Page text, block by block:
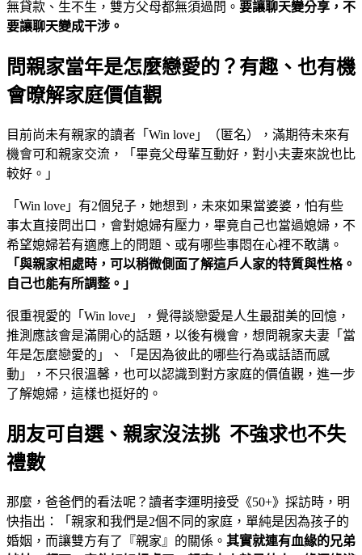
無貸款、生不生，雙方父母都無須過問。 要讓聊天變分享，不
要讓聊天變成干涉 。
問親家當年是怎麼戀愛的？有趣、也有機
會暸解家庭價值觀
目前尚未有親家的讀者「Win love」（匿名），滿期待未來有
機會可和親家交流，「畢竟父母輩互動好，對小夫妻來說也比
較好。」
「Win love」有2個兒子，她想到，未來如果當婆婆，怕有些
事太直接問出口，會對媳婦有壓力，畢竟自己也當過媳婦，不
希望媳婦若有適應上的問題、或有哪些事悶在心裡不敢講。
「與親家相處時，可以稍微側面了解這戶人家的特質與性格。
自己也能有所調整。」
很重視愛的「Win love」，覺得談戀愛是人生最甜美的回憶，
推測應該會是滿開心的話題，以後有機會，想問親家夫妻「當
年是怎麼戀愛的」、「是因為彼此的哪些行為或話語而感
動」，不只很溫馨，也可以認識到對方家庭的價值觀，進一步
了解媳婦，這樣也挺好的。
朋友可自選、親家沒法挑 不強求也不失
禮數
那麼，爸爸們的看法呢？讀者李運明接受《50+》採訪時，明
快指出：「親家和我們是2個不同的家庭，單純是因為孩子的
婚姻，而讓雙方有了『親家』的關係。 其實就連有血緣的兄弟